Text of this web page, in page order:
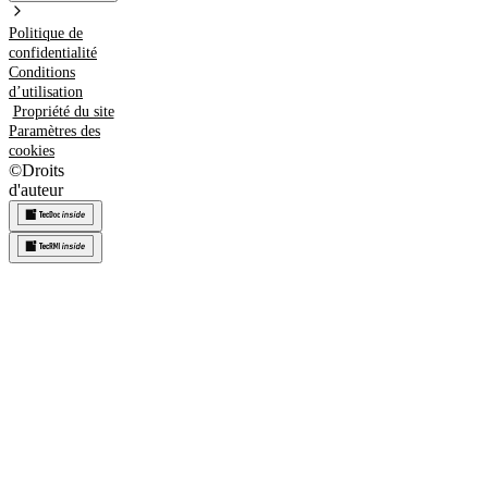
Politique de
confidentialité
Conditions
d’utilisation
Propriété du site
Paramètres des
cookies
©Droits
d'auteur